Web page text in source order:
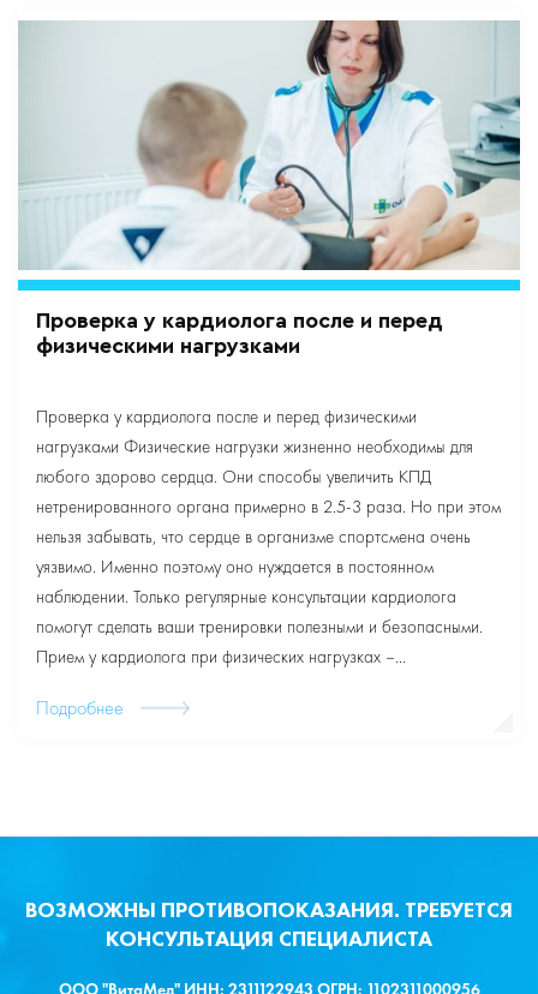
Проверка у кардиолога после и перед
физическими нагрузками
Проверка у кардиолога после и перед физическими
нагрузками Физические нагрузки жизненно необходимы для
любого здорово сердца. Они способы увеличить КПД
нетренированного органа примерно в 2.5-3 раза. Но при этом
нельзя забывать, что сердце в организме спортсмена очень
уязвимо. Именно поэтому оно нуждается в постоянном
наблюдении. Только регулярные консультации кардиолога
помогут сделать ваши тренировки полезными и безопасными.
Прием у кардиолога при физических нагрузках –…
Подробнее
ВОЗМОЖНЫ ПРОТИВОПОКАЗАНИЯ. ТРЕБУЕТСЯ
КОНСУЛЬТАЦИЯ СПЕЦИАЛИСТА
ООО "ВитаМед" ИНН: 2311122943 ОГРН: 1102311000956